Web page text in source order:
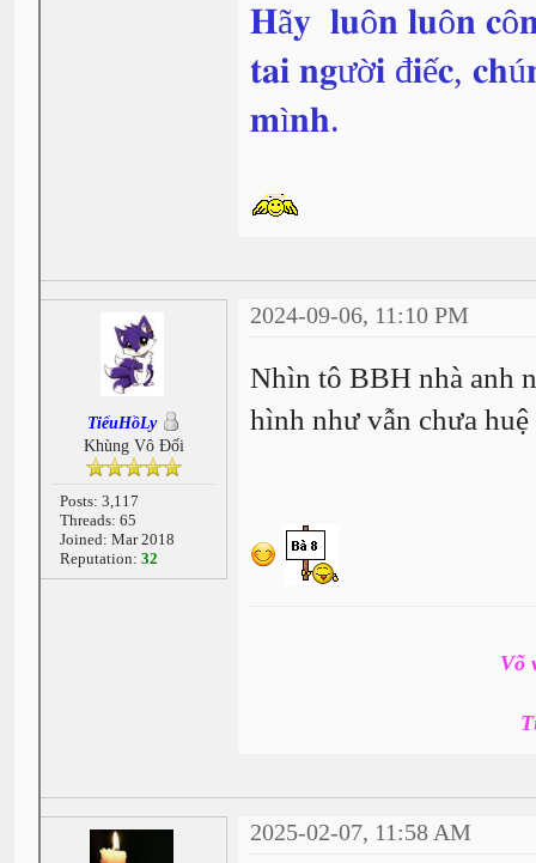
𝐇ã𝐲 𝐥𝐮ô𝐧 𝐥𝐮ô𝐧
𝐭𝐚𝐢 𝐧𝐠ườ𝐢 đ𝐢ế𝐜,
𝐦ì𝐧𝐡.
TiểuHồLy
Khùng Vô Đối
Posts: 3,117
Threads: 65
Joined: Mar 2018
Reputation: 32
2024-09-06, 11:10 PM
Nhìn tô BBH nhà anh
hình như vẫn chưa
Võ
2025-02-07, 11:58 AM